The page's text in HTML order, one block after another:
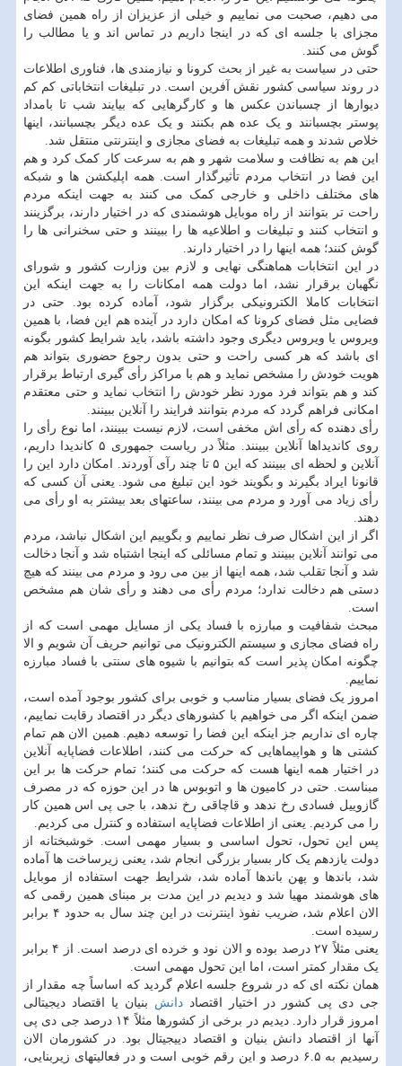
می دهیم، صحبت می نماییم و خیلی از عزیزان از راه همین فضای
مجزای با جلسه ای که در اینجا داریم در تماس اند و یا مطالب را
گوش می کنند.
حتی در سیاست به غیر از بحث کرونا و نیازمندی ها، فناوری اطلاعات
در روند سیاسی کشور نقش آفرین است. در تبلیغات انتخاباتی کم کم
دیوارها از چسباندن عکس ها و کارگرهایی که بیایند شب تا بامداد
پوستر بچسبانند و یک عده هم بکنند و یک عده دیگر بچسبانند، اینها
خلاص شدند و همه تبلیغات به فضای مجازی و اینترنتی منتقل شد.
این هم به نظافت و سلامت شهر و هم به سرعت کار کمک کرد و هم
این فضا در انتخاب مردم تأثیرگذار است. همه اپلیکشن ها و شبکه
های مختلف داخلی و خارجی کمک می کنند به جهت اینکه مردم
راحت تر بتوانند از راه موبایل هوشمندی که در اختیار دارند، برگزینند
و انتخاب کنند و تبلیغات و اطلاعیه ها را ببینند و حتی سخنرانی ها را
گوش کنند؛ همه اینها را در اختیار دارند.
در این انتخابات هماهنگی نهایی و لازم بین وزارت کشور و شورای
نگهبان برقرار نشد، اما دولت همه امکانات را به جهت اینکه این
انتخابات کاملا الکترونیکی برگزار شود، آماده کرده بود. حتی در
فضایی مثل فضای کرونا که امکان دارد در آینده هم این فضا، با همین
ویروس یا ویروس دیگری وجود داشته باشد، باید شرایط کشور بگونه
ای باشد که هر کسی راحت و حتی بدون رجوع حضوری بتواند هم
هویت خودش را مشخص نماید و هم با مراکز رأی گیری ارتباط برقرار
کند و هم بتواند فرد مورد نظر خودش را انتخاب نماید و حتی معتقدم
امکانی فراهم گردد که مردم بتوانند فرایند را آنلاین ببینند.
رأی دهنده که رأی اش مخفی است، لازم نیست ببینند، اما نوع رأی را
روی کاندیداها آنلاین ببینند. مثلاً در ریاست جمهوری ۵ کاندیدا داریم،
آنلاین و لحظه ای ببینند که این ۵ تا چند رآی آوردند. امکان دارد این را
قانونا ایراد بگیرند و بگویند خود این تبلیغ می شود. یعنی آن کسی که
رأی زیاد می آورد و مردم می بینند، ساعتهای بعد بیشتر به او رأی می
دهند.
اگر از این اشکال صرف نظر نماییم و بگوییم این اشکال نباشد، مردم
می توانند آنلاین ببینند و تمام مسائلی که اینجا اشتباه شد و آنجا دخالت
شد و آنجا تقلب شد، همه اینها از بین می رود و مردم می بینند که هیچ
دستی هم دخالت ندارد؛ مردم رأی می دهند و رأی شان هم مشخص
است.
مبحث شفافیت و مبارزه با فساد یکی از مسایل مهمی است که از
راه فضای مجازی و سیستم الکترونیک می توانیم حریف آن شویم و الا
چگونه امکان پذیر است که بتوانیم با شیوه های سنتی با فساد مبارزه
نماییم.
امروز یک فضای بسیار مناسب و خوبی برای کشور بوجود آمده است،
ضمن اینکه اگر می خواهیم با کشورهای دیگر در اقتصاد رقابت نماییم،
چاره ای نداریم جز اینکه این فضا را توسعه دهیم. همین الان هم تمام
کشتی ها و هواپیماهایی که حرکت می کنند، اطلاعات فضاپایه آنلاین
در اختیار همه اینها هست که حرکت می کنند؛ تمام حرکت ها بر این
مبناست. حتی در کامیون ها و اتوبوس ها در این حوزه که در مصرف
گازوییل فسادی رخ ندهد و قاچاقی رخ ندهد، با جی پی اس همین کار
را می کردیم. یعنی از اطلاعات فضاپایه استفاده و کنترل می کردیم.
پس این تحول، تحول اساسی و بسیار مهمی است. خوشبختانه از
دولت یازدهم یک کار بسیار بزرگی انجام شد، یعنی زیرساخت ها آماده
شد، باندها و پهن باندها آماده شد، شرایط جهت استفاده از موبایل
های هوشمند مهیا شد و دیدیم در این مدت بر مبنای همین رقمی که
الان اعلام شد، ضریب نفوذ اینترنت در این چند سال به حدود ۴ برابر
رسیده است.
یعنی مثلاً ۲۷ درصد بوده و الان نود و خرده ای درصد است. از ۴ برابر
یک مقدار کمتر است، اما این تحول مهمی است.
همان نکته ای که در شروع جلسه اعلام گردید که اساساً چه مقدار از
جی دی پی کشور در اختیار اقتصاد دانش بنیان یا اقتصاد دیجیتالی
امروز قرار دارد. دیدیم در برخی از کشورها مثلاً ۱۴ درصد جی دی پی
آنها از اقتصاد دانش بنیان و اقتصاد دییجیتال بود. در کشورمان الان
رسیدیم به ۶.۵ درصد و این رقم خوبی است و در فعالیتهای زیربنایی،